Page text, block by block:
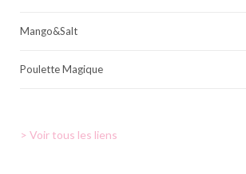
Mango&Salt
Poulette Magique
> Voir tous les liens